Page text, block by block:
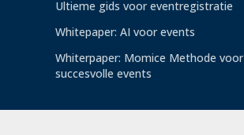
Ultieme gids voor eventregistratie
Whitepaper: AI voor events
Whiterpaper: Momice Methode voor
succesvolle events